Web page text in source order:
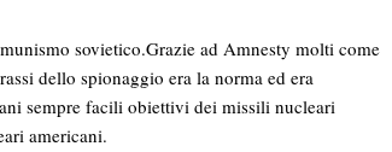
sovietico.Grazie ad Amnesty molti come
dello spionaggio era la norma ed era
sempre facili obiettivi dei missili nucleari
americani.